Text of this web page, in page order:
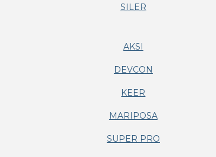
SILER
AKSI
DEVCON
KEER
MARIPOSA
SUPER PRO